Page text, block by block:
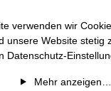
verwenden wir
Website
Datenschutz-
Mehr anzeigen…